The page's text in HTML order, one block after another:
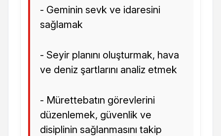
- Geminin sevk ve idaresini
sağlamak
- Seyir planını oluşturmak, hava
ve deniz şartlarını analiz etmek
- Mürettebatın görevlerini
düzenlemek, güvenlik ve
disiplinin sağlanmasını takip